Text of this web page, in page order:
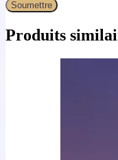
Soumettre
Produits